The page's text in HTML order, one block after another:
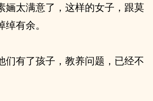
婳太满意了，这样的女子，跟莫
有余。
们有了孩子，教养问题，已经不